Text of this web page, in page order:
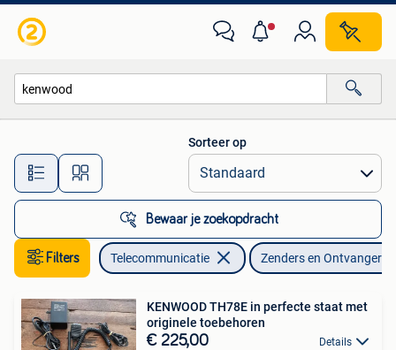
Alle afstanden…
Sorteer op
Bewaar je zoekopdracht
Filters Telecommunicatie Zenders en Ontvangers
KENWOOD TH78E in perfecte staat met
originele toebehoren
€ 225,00 Details